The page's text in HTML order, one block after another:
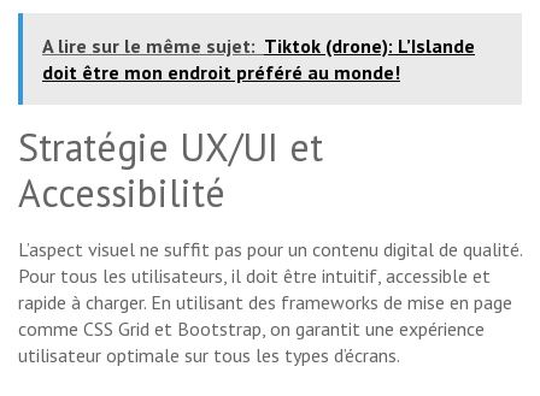
A lire sur le même sujet: Tiktok (drone): L’Islande
doit être mon endroit préféré au monde!
Stratégie UX/UI et
Accessibilité
L’aspect visuel ne suffit pas pour un contenu digital de qualité.
Pour tous les utilisateurs, il doit être intuitif, accessible et
rapide à charger. En utilisant des frameworks de mise en page
comme CSS Grid et Bootstrap, on garantit une expérience
utilisateur optimale sur tous les types d’écrans.